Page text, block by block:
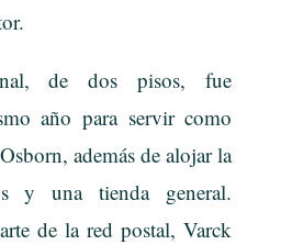
de dos pisos, fue
año para servir como
además de alojar la
y una tienda general.
de la red postal, Varck